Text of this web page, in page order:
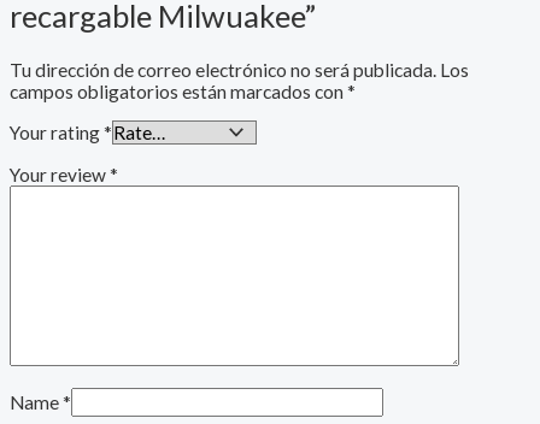
recargable Milwuakee”
Tu dirección de correo electrónico no será publicada. Los
campos obligatorios están marcados con *
Your rating *
Your review *
Name *